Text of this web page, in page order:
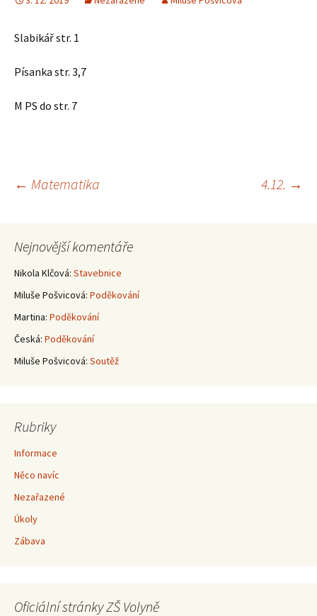
Slabikář str. 1
Písanka str. 3,7
M PS do str. 7
Navigace
pro
příspěvky
← Matematika 4.12. →
Nejnovější komentáře
Nikola Klčová: Stavebnice
Miluše Pošvicová: Poděkování
Martina: Poděkování
Česká: Poděkování
Miluše Pošvicová: Soutěž
Rubriky
Informace
Něco navíc
Nezařazené
Úkoly
Zábava
Oficiální stránky ZŠ Volyně